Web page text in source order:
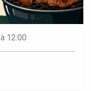
à 12:00